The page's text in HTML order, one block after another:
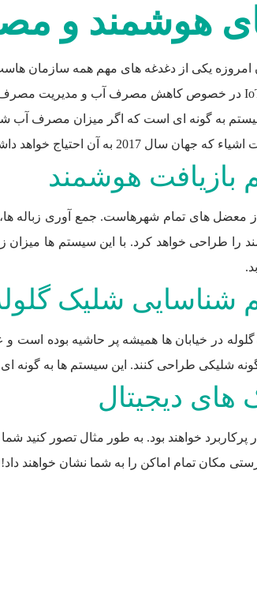
هوشمند و
امروزه یکی از دغدغه های مهم همه سازمان
به گونه ای است که اگر میزان مصرف آب
گلوله در خیابان ها همیشه پر حاشیه بوده است
شلیکی طراحی کنند. این سیستم ها به
پرکاربرد خواهند بود. به طور مثال تصور کنید
مکان تمام اماکن را به شما نشان خواهند داد!